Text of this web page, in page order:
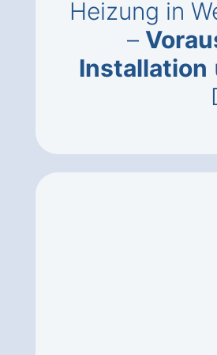
Heizung in
–
Installation